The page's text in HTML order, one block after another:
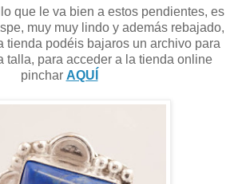
que le va bien a estos pendientes, es
muy muy lindo y además rebajado,
tienda podéis bajaros un archivo para
talla, para acceder a la tienda online
pinchar AQUÍ